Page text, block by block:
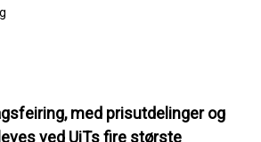
med prisutdelinger og
ved UiTs fire største